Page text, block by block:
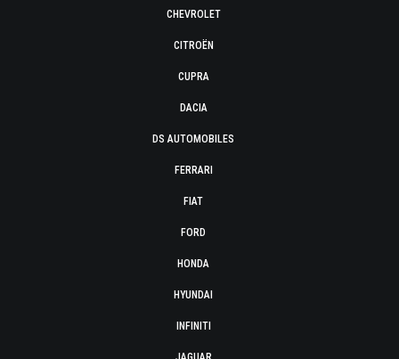
CHEVROLET
CITROËN
CUPRA
DACIA
DS AUTOMOBILES
FERRARI
FIAT
FORD
HONDA
HYUNDAI
INFINITI